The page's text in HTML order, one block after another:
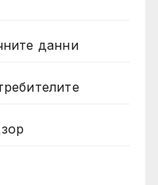
данни